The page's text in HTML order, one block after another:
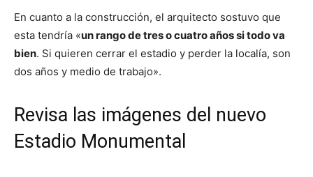
En cuanto a la construcción, el arquitecto sostuvo que
esta tendría «un rango de tres o cuatro años si todo va
bien. Si quieren cerrar el estadio y perder la localía, son
dos años y medio de trabajo».
Revisa las imágenes del nuevo
Estadio Monumental